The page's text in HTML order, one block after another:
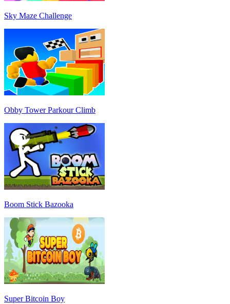
Sky Maze Challenge
Obby Tower Parkour Climb
Boom Stick Bazooka
Super Bitcoin Boy